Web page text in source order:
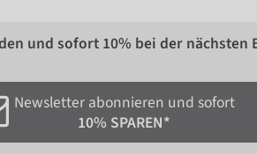
und sofort10% bei der nächsten
Newsletter abonnieren und sofort
10% SPAREN*